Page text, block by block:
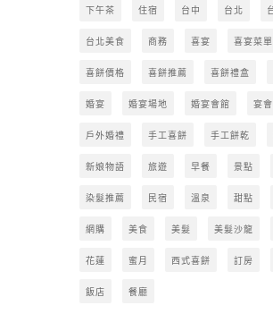
下午茶 住宿 台中 台北
台北美食 商務 喜宴 喜宴菜單
喜餅價格 喜餅推薦 喜餅禮盒
婚宴 婚宴場地 婚宴會館 宴
戶外婚禮 手工喜餅 手工餅乾
新娘物語 旅遊 早餐 景點
染髮推薦 民宿 溫泉 甜點
網購 美食 美髮 美髮沙龍
花蓮 蜜月 西式喜餅 訂房
飯店 餐廳